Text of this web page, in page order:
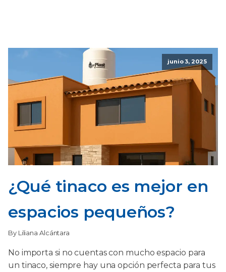
junio 3, 2025
¿Qué tinaco es mejor en
espacios pequeños?
By Liliana Alcántara
No importa si no cuentas con mucho espacio para
un tinaco, siempre hay una opción perfecta para tus